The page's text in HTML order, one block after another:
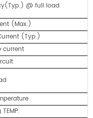
@ full load
(Max.)
(Typ.)
current